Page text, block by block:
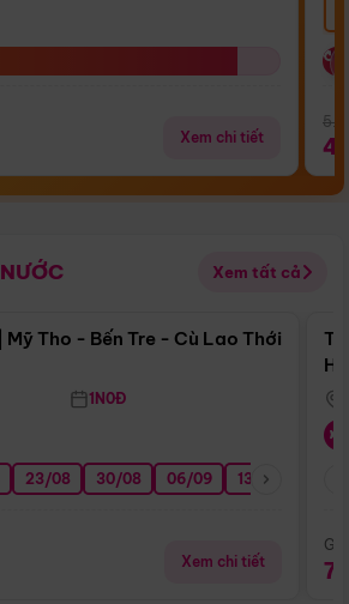
Xem chi tiết
Xem tất cả
Điểm nổi bật
Mỹ Tho - Bến Tre - Cù Lao Thới
1N0Đ
23/08 30/08 06/09 13/09
Xem chi tiết